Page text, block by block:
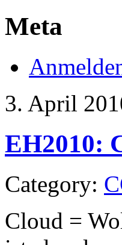
Meta
3. April
EH2010:
Category:
Cloud =